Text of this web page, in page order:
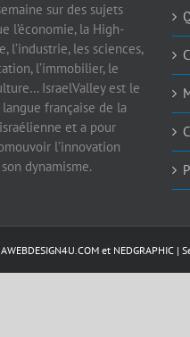
sur des sujets
l’économie, la High-
l’industrie, les sciences,
l’immobilier, le
IsraelValley est le
française de la
et a pour
l’innovation
dynamisme.
AWEBDESIGN4U.COM et NEDGRAPHIC |